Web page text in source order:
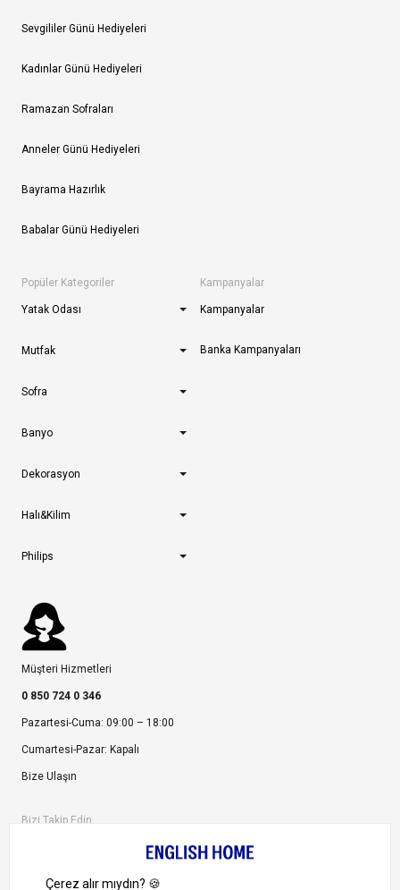
Sevgililer Günü Hediyeleri
Kadınlar Günü Hediyeleri
Ramazan Sofraları
Anneler Günü Hediyeleri
Bayrama Hazırlık
Babalar Günü Hediyeleri
Popüler Kategoriler
Yatak Odası
Mutfak
Sofra
Banyo
Dekorasyon
Halı&Kilim
Philips
Kampanyalar
Kampanyalar
Banka Kampanyaları
Müşteri Hizmetleri
0 850 724 0 346
Pazartesi-Cuma: 09:00 – 18:00
Cumartesi-Pazar: Kapalı
Bize Ulaşın
Bizi Takip Edin